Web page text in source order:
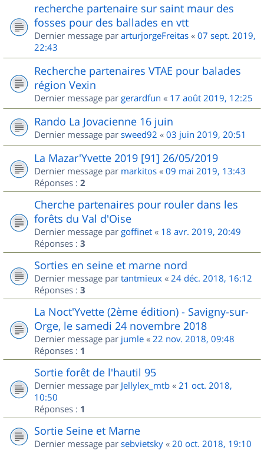
recherche partenaire sur saint maur des
fosses pour des ballades en vtt
Dernier message par arturjorgeFreitas « 07 sept. 2019,
22:43
Recherche partenaires VTAE pour balades
région Vexin
Dernier message par gerardfun « 17 août 2019, 12:25
Rando La Jovacienne 16 juin
Dernier message par sweed92 « 03 juin 2019, 20:51
La Mazar'Yvette 2019 [91] 26/05/2019
Dernier message par markitos « 09 mai 2019, 13:43
Réponses : 2
Cherche partenaires pour rouler dans les
forêts du Val d'Oise
Dernier message par goffinet « 18 avr. 2019, 20:49
Réponses : 3
Sorties en seine et marne nord
Dernier message par tantmieux « 24 déc. 2018, 16:12
Réponses : 3
La Noct'Yvette (2ème édition) - Savigny-sur-
Orge, le samedi 24 novembre 2018
Dernier message par jumle « 22 nov. 2018, 09:48
Réponses : 1
Sortie forêt de l'hautil 95
Dernier message par Jellylex_mtb « 21 oct. 2018,
10:50
Réponses : 1
Sortie Seine et Marne
Dernier message par sebvietsky « 20 oct. 2018, 19:10